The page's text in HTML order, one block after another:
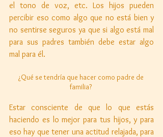
el tono de voz, etc. Los hijos pueden
percibir eso como algo que no está bien y
no sentirse seguros ya que si algo está mal
para sus padres también debe estar algo
mal para él.
¿Qué se tendría que hacer como padre de
familia?
Estar consciente de que lo que estás
haciendo es lo mejor para tus hijos, y para
eso hay que tener una actitud relajada, para